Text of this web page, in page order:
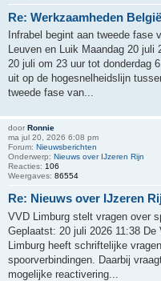
Re: Werkzaamheden België
Infrabel begint aan tweede fase
Leuven en Luik Maandag 20 juli
20 juli om 23 uur tot donderdag
uit op de hogesnelheidslijn
tweede fase van...
door Ronnie
ma jul 20, 2026 6:08 pm
Forum: Nieuwsberichten
Onderwerp: Nieuws over IJzeren Rijn
Reacties: 106
Weergaves: 86554
Re: Nieuws over IJzeren
VVD Limburg stelt vragen over
Geplaatst: 20 juli 2026 11:38
Limburg heeft schriftelijke
spoorverbindingen. Daarbij
mogelijke reactivering...